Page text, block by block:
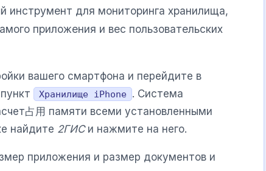
инструмент для мониторинга хранилища,
приложения и вес пользовательских
вашего смартфона и перейдите в
Хранилище iPhone . Система
占用 памяти всеми установленными
найдите 2ГИСи нажмите на него.
приложения и размер документов и